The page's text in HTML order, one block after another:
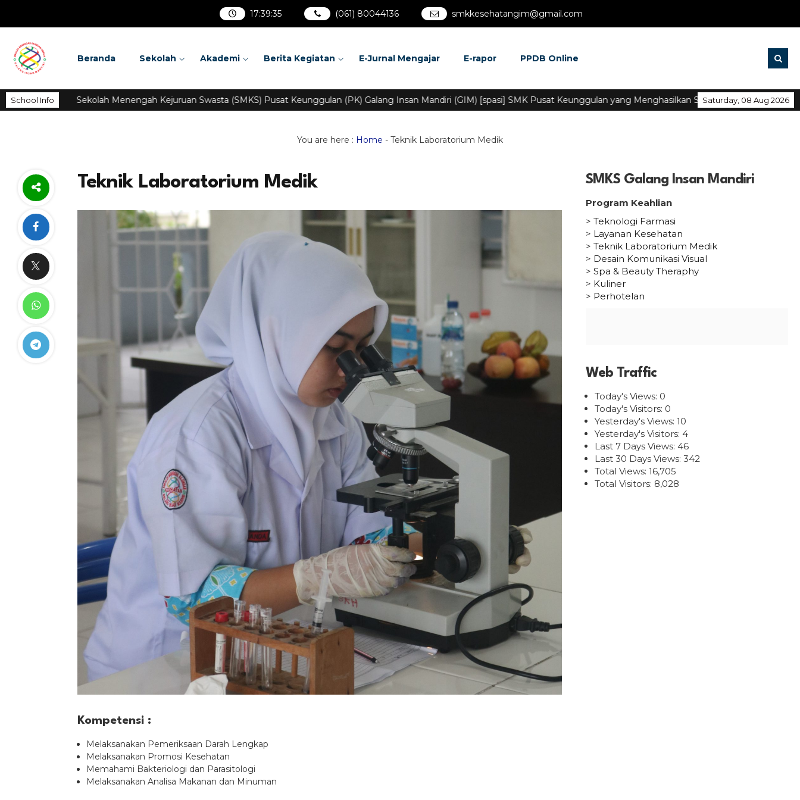
17:39:36 (061) 80044136 smkkesehatangim@gmail.com
Beranda Sekolah Akademi Berita Kegiatan E-Jurnal Mengajar E-rapor PPDB Online
School Info Saturday, 08 Aug 2026
Sekolah Menengah Kejuruan Swasta (SMKS) Pusat Keunggulan (PK) Galang Insan Mandiri (GIM) [spasi] SMK Pusat Keunggulan yang Menghasilkan SDM yang Bermutu dan
You are here : Home - Teknik Laboratorium Medik
Teknik Laboratorium Medik
Kompetensi :
Melaksanakan Pemeriksaan Darah Lengkap
Melaksanakan Promosi Kesehatan
Memahami Bakteriologi dan Parasitologi
Melaksanakan Analisa Makanan dan Minuman
SMKS Galang Insan Mandiri
Program Keahlian
> Teknologi Farmasi
> Layanan Kesehatan
> Teknik Laboratorium Medik
> Desain Komunikasi Visual
> Spa & Beauty Theraphy
> Kuliner
> Perhotelan
Web Traffic
Today's Views: 0
Today's Visitors: 0
Yesterday's Views: 10
Yesterday's Visitors: 4
Last 7 Days Views: 46
Last 30 Days Views: 342
Total Views: 16,705
Total Visitors: 8,028